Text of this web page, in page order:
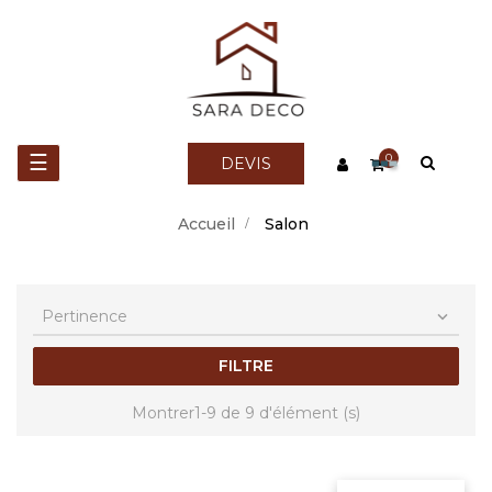
Basculer
☰ DEVIS 0
Accueil Salon
Pertinence 
FILTRE
Montrer1-9 de 9 d'élément (s)